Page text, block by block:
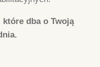
dba o Twoją